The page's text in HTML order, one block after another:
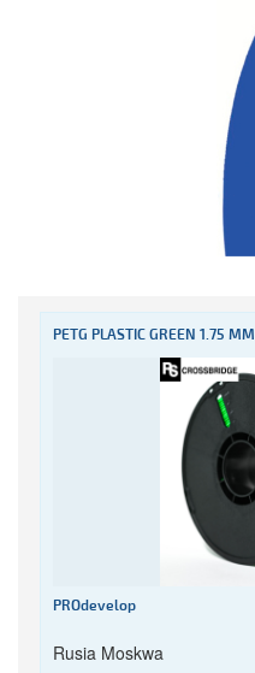
PETG PLASTIC GREEN 1.75 MM
PROdevelop
Rusia Moskwa